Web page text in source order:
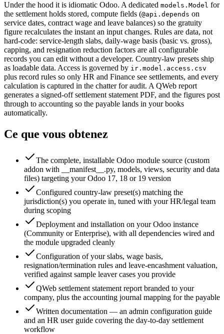
Under the hood it is idiomatic Odoo. A dedicated models.Model for
the settlement holds stored, compute fields (@api.depends on
service dates, contract wage and leave balances) so the gratuity
figure recalculates the instant an input changes. Rules are data, not
hard-code: service-length slabs, daily-wage basis (basic vs. gross),
capping, and resignation reduction factors are all configurable
records you can edit without a developer. Country-law presets ship
as loadable data. Access is governed by ir.model.access.csv
plus record rules so only HR and Finance see settlements, and every
calculation is captured in the chatter for audit. A QWeb report
generates a signed-off settlement statement PDF, and the figures post
through to accounting so the payable lands in your books
automatically.
Ce que vous obtenez
The complete, installable Odoo module source (custom
addon with __manifest__.py, models, views, security and data
files) targeting your Odoo 17, 18 or 19 version
Configured country-law preset(s) matching the
jurisdiction(s) you operate in, tuned with your HR/legal team
during scoping
Deployment and installation on your Odoo instance
(Community or Enterprise), with all dependencies wired and
the module upgraded cleanly
Configuration of your slabs, wage basis,
resignation/termination rules and leave-encashment valuation,
verified against sample leaver cases you provide
QWeb settlement statement report branded to your
company, plus the accounting journal mapping for the payable
Written documentation — an admin configuration guide
and an HR user guide covering the day-to-day settlement
workflow